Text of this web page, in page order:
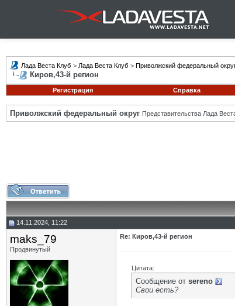
Лада Веста Клуб > Лада Веста Клуб > Приволжский федеральный
Киров,43-й регион
Регистрация Справка
Приволжский федеральный округ Представительства Лада
14.11.2024, 11:22
maks_79
Продвинутый
Re: Киров,43-й регион
Цитата:
Сообщение от sereno
Свои есть?